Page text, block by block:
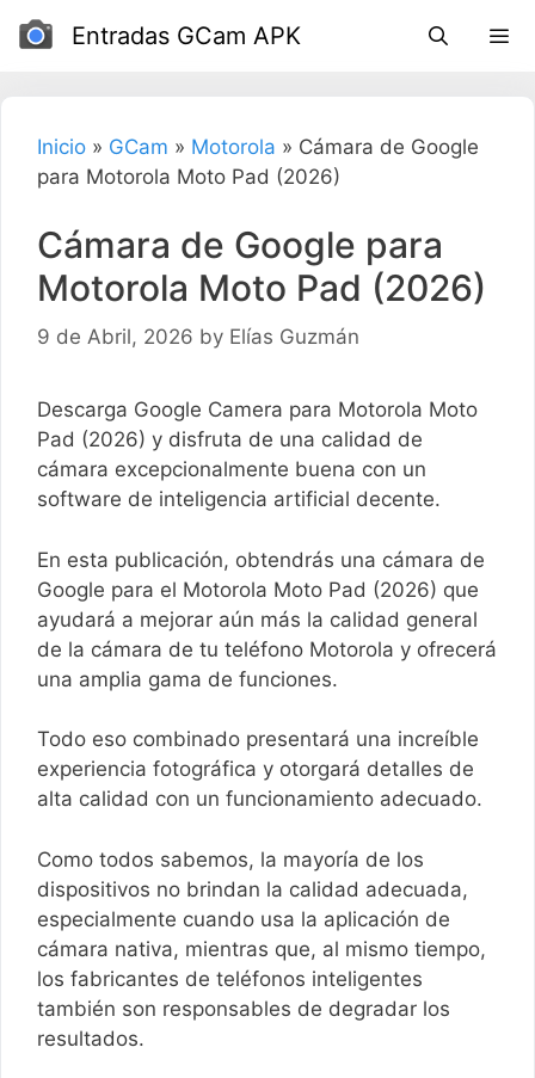
Entradas GCam APK
Inicio » GCam » Motorola » Cámara de Google
para Motorola Moto Pad (2026)
Cámara de Google para
Motorola Moto Pad (2026)
9 de Abril, 2026 by Elías Guzmán
Descarga Google Camera para Motorola Moto
Pad (2026) y disfruta de una calidad de
cámara excepcionalmente buena con un
software de inteligencia artificial decente.
En esta publicación, obtendrás una cámara de
Google para el Motorola Moto Pad (2026) que
ayudará a mejorar aún más la calidad general
de la cámara de tu teléfono Motorola y ofrecerá
una amplia gama de funciones.
Todo eso combinado presentará una increíble
experiencia fotográfica y otorgará detalles de
alta calidad con un funcionamiento adecuado.
Como todos sabemos, la mayoría de los
dispositivos no brindan la calidad adecuada,
especialmente cuando usa la aplicación de
cámara nativa, mientras que, al mismo tiempo,
los fabricantes de teléfonos inteligentes
también son responsables de degradar los
resultados.